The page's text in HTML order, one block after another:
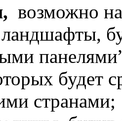
возможно
будет
странами;